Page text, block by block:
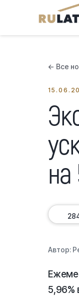
← Все
на
Автор:
5,96%